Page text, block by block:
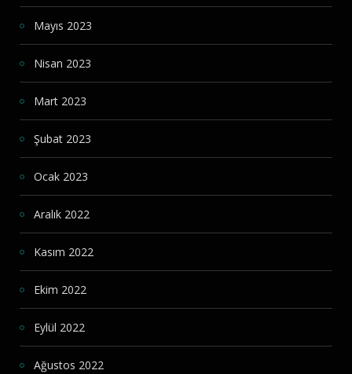
Mayıs 2023
Nisan 2023
Mart 2023
Şubat 2023
Ocak 2023
Aralık 2022
Kasım 2022
Ekim 2022
Eylül 2022
Ağustos 2022